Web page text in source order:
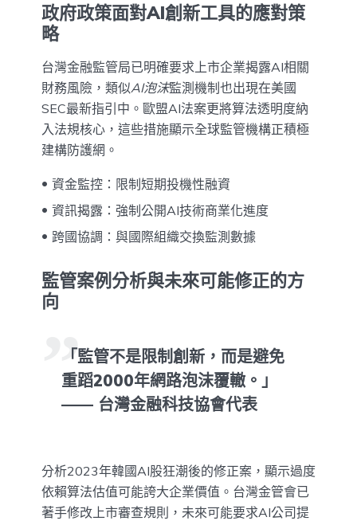
政府政策面對AI創新工具的應對策
略
台灣金融監管局已明確要求上市企業揭露AI相關
財務風險，類似AI泡沫監測機制也出現在美國
SEC最新指引中。歐盟AI法案更將算法透明度納
入法規核心，這些措施顯示全球監管機構正積極
建構防護網。
資金監控：限制短期投機性融資
資訊揭露：強制公開AI技術商業化進度
跨國協調：與國際組織交換監測數據
監管案例分析與未來可能修正的方
向
「監管不是限制創新，而是避免
重蹈2000年網路泡沫覆轍。」
—— 台灣金融科技協會代表
分析2023年韓國AI股狂潮後的修正案，顯示過度
依賴算法估值可能誇大企業價值。台灣金管會已
著手修改上市審查規則，未來可能要求AI公司提